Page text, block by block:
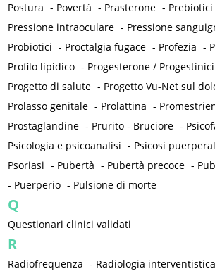
Postura - Povertà - Prasterone - Prebiotici
Pressione intraoculare - Pressione
Probiotici - Proctalgia fugace - Profezia -
Profilo lipidico - Progesterone / Progestinici
Progetto di salute - Progetto Vu-Net sul
Prolasso genitale - Prolattina -
Prostaglandine - Prurito - Bruciore -
Psicologia e psicoanalisi - Psicosi
Psoriasi - Pubertà - Pubertà precoce -
- Puerperio - Pulsione di morte
Q
Questionari clinici validati
R
Radiofrequenza - Radiologia interventistica